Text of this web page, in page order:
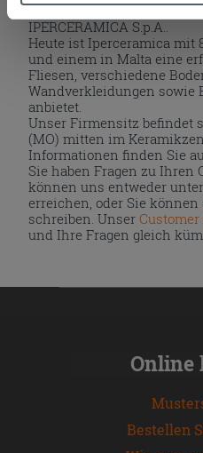
Iperceramica ist ein
IPERCERAMICA S.p.A..
Heute ist Iperceramica mit
und einem in Malta eine
Fliesen, verschiedene
Wandverkleidungen
anbietet.
Unser Firmensitz befindet
(MO) mitten im
Informationen finden Sie
Sie haben Fragen zu Ihren
können uns entweder
erreichen, oder Sie
schreiben. UnserCustomer
und Ihre Fragen gleich
Online
Bestellen